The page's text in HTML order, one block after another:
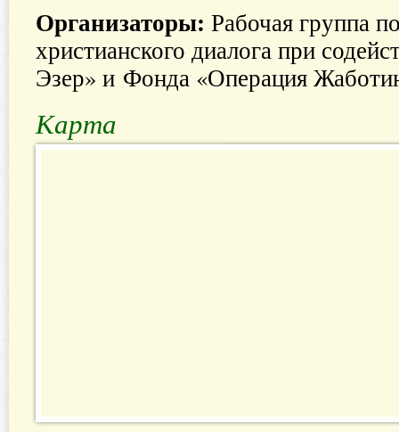
Организаторы: Рабочая группа
христианского диалога при
Эзер» и Фонда «Операция
Карта